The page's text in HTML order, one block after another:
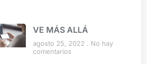
VE MÁS ALLÁ
agosto 25, 2022
No hay
comentarios